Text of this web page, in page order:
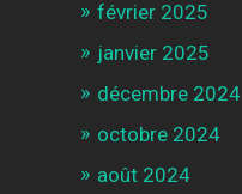
février 2025
janvier 2025
décembre 2024
octobre 2024
août 2024